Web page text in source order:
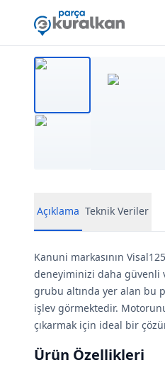
Açıklama Teknik Veriler
Kanuni markasının
deneyiminizi daha güvenli
grubu altında yer alan bu
işlev görmektedir.
çıkarmak için ideal bir
Ürün Özellikleri